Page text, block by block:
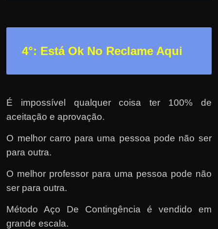
4°: Está Ok No Reclame Aqui
É impossível qualquer coisa ter 100% de
aceitação e aprovação.
O melhor carro para uma pessoa pode não ser
para outra.
O melhor professor para uma pessoa pode não
ser para outra.
Método Aço De Contingência é vendido em
grande escala.